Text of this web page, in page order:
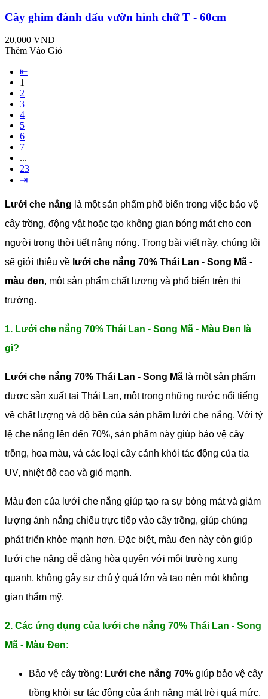
Cây ghim đánh dấu vườn hình chữ T - 60cm
20,000 VND
Thêm Vào Giỏ
⇤
1
2
3
4
5
6
7
...
23
⇥
Lưới che nắng là một sản phẩm phổ biến trong việc bảo vệ
cây trồng, động vật hoặc tạo không gian bóng mát cho con
người trong thời tiết nắng nóng. Trong bài viết này, chúng tôi
sẽ giới thiệu về lưới che nắng 70% Thái Lan - Song Mã -
màu đen, một sản phẩm chất lượng và phổ biến trên thị
trường.
1. Lưới che nắng 70% Thái Lan - Song Mã - Màu Đen là
gì?
Lưới che nắng 70% Thái Lan - Song Mã là một sản phẩm
được sản xuất tại Thái Lan, một trong những nước nổi tiếng
về chất lượng và độ bền của sản phẩm lưới che nắng. Với tỷ
lệ che nắng lên đến 70%, sản phẩm này giúp bảo vệ cây
trồng, hoa màu, và các loại cây cảnh khỏi tác động của tia
UV, nhiệt độ cao và gió mạnh.
Màu đen của lưới che nắng giúp tạo ra sự bóng mát và giảm
lượng ánh nắng chiếu trực tiếp vào cây trồng, giúp chúng
phát triển khỏe mạnh hơn. Đặc biệt, màu đen này còn giúp
lưới che nắng dễ dàng hòa quyện với môi trường xung
quanh, không gây sự chú ý quá lớn và tạo nên một không
gian thẩm mỹ.
2. Các ứng dụng của lưới che nắng 70% Thái Lan - Song
Mã - Màu Đen:
Bảo vệ cây trồng: Lưới che nắng 70% giúp bảo vệ cây
trồng khỏi sự tác động của ánh nắng mặt trời quá mức,